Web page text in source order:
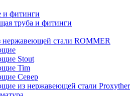
и фитинги
труба и фитинги
нержавеющей стали ROMMER
Stout
Tim
Север
из нержавеющей стали